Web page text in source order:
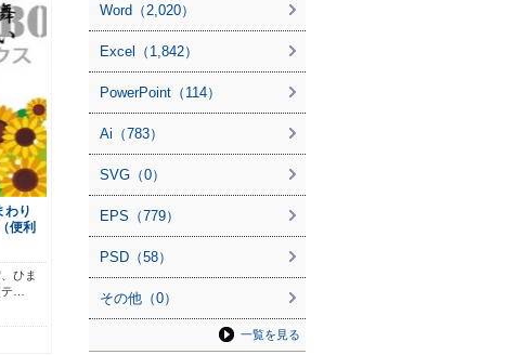
り
便利
ひま
…
Word（2,020）
Excel（1,842）
PowerPoint（114）
Ai（783）
SVG（0）
EPS（779）
PSD（58）
その他（0）
一覧を見る